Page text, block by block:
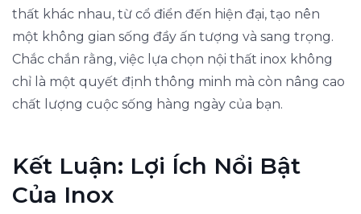
thất khác nhau, từ cổ điển đến hiện đại, tạo nên
một không gian sống đầy ấn tượng và sang trọng.
Chắc chắn rằng, việc lựa chọn nội thất inox không
chỉ là một quyết định thông minh mà còn nâng cao
chất lượng cuộc sống hàng ngày của bạn.
Kết Luận: Lợi Ích Nổi Bật
Của Inox